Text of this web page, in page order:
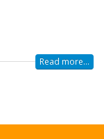
Read more...